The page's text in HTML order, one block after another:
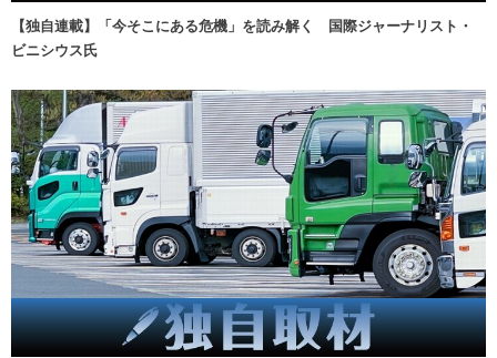
【独自連載】「今そこにある危機」を読み解く 国際ジャーナリスト・
ビニシウス氏